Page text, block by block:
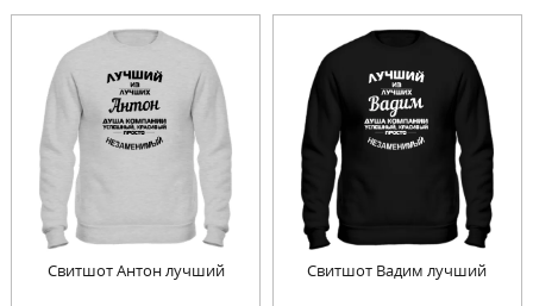
Свитшот Антон лучший Свитшот Вадим лучший